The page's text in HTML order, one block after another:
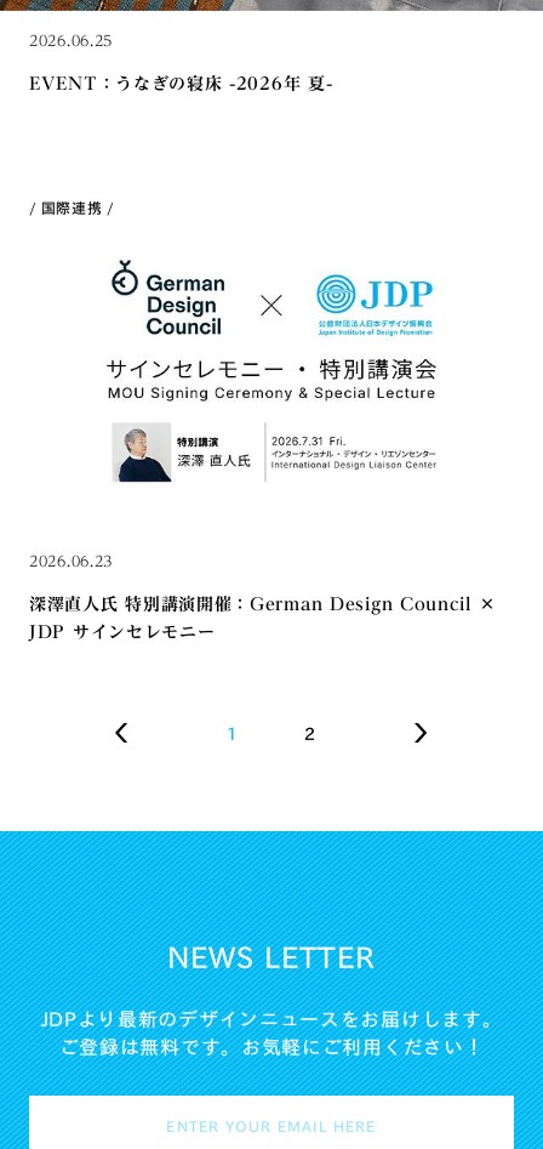
2026.06.25
EVENT：うなぎの寝床 -2026年 夏-
国際連携
2026.06.23
深澤直人氏 特別講演開催：German Design Council ×
JDP サインセレモニー
1 2
NEWS LETTER
JDPより最新のデザインニュースをお届けします。
ご登録は無料です。お気軽にご利用ください！